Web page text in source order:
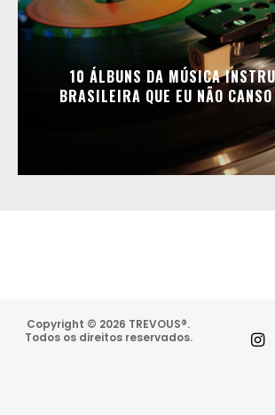
[/tdc_zone]
[/tdc_zone]
10 ÁLBUNS DA MÚSICA
BRASILEIRA QUE EU NÃO
Copyright © 2026 TREVOUS®.
Todos os direitos reservados.